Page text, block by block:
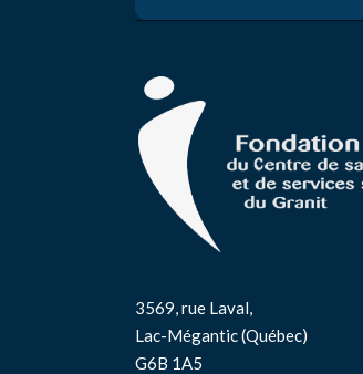
3569, rue Laval,
Lac-Mégantic (Québec)
G6B 1A5